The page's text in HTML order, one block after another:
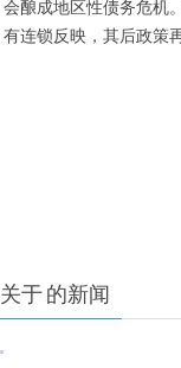
会酿成地区性债务危机
有连锁反映，其后政策
关于 的新闻